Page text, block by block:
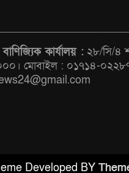
বাণিজ্যিক কার্যালয় : ২৮/সি/৪
মোবাইল : ০১৭১৪-
Developed BY